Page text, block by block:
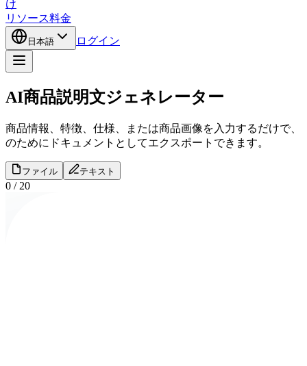
け
リソース料金
日本語 ログイン
AI商品説明文ジェネレーター
商品情報、特徴、仕様、または商品画像を入力するだけで
のためにドキュメントとしてエクスポートできます。
ファイル テキスト
0 / 20